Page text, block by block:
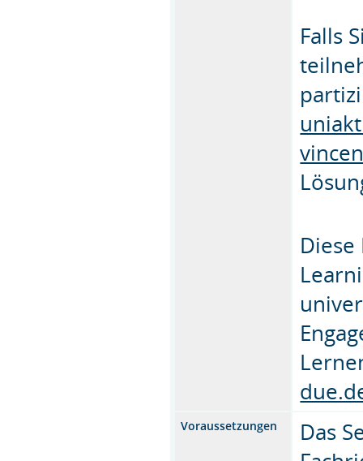
Falls
Voraussetzungen
Das